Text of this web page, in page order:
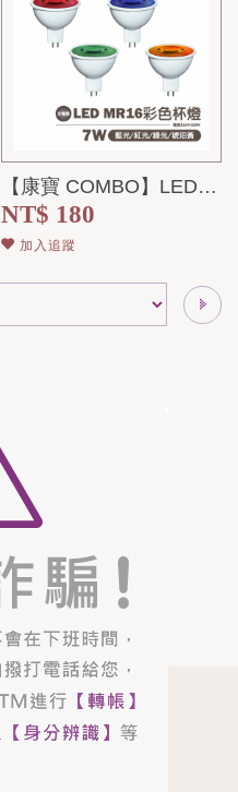
【康寶 COMBO】LED-7W-MR16-杯燈-紅光-藍光-綠光-琥珀光-全電...
NT$ 180
加入追蹤